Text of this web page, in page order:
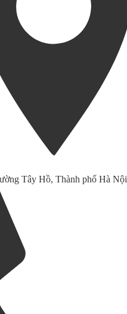
Tây Hồ, Thành phố Hà Nội